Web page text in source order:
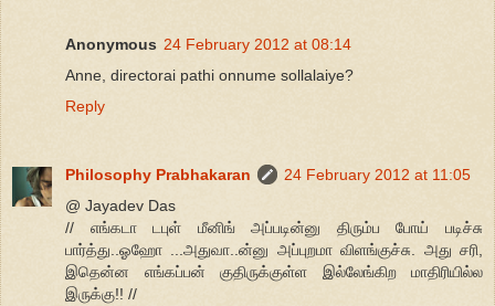
Anonymous 24 February 2012 at 08:14
Anne, directorai pathi onnume sollalaiye?
Reply
Philosophy Prabhakaran
24 February 2012 at 11:05
@ Jayadev Das
// எங்கடா டபுள் மீனிங் அப்படின்னு திரும்ப போய் படிச்சு
பார்த்து..ஓஹோ ...அதுவா..ன்னு அப்புறமா விளங்குச்சு. அது சரி,
இதென்ன எங்கப்பன் குதிருக்குள்ள இல்லேங்கிற மாதிரியில்ல
இருக்கு!! //